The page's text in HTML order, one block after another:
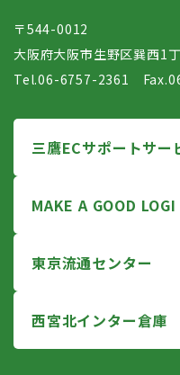
〒544-0012
大阪府大阪市生野区巽西1
Tel.06-6757-2361
三鷹ECサポートサー
MAKE A GOOD
東京流通センター
西宮北インター倉庫